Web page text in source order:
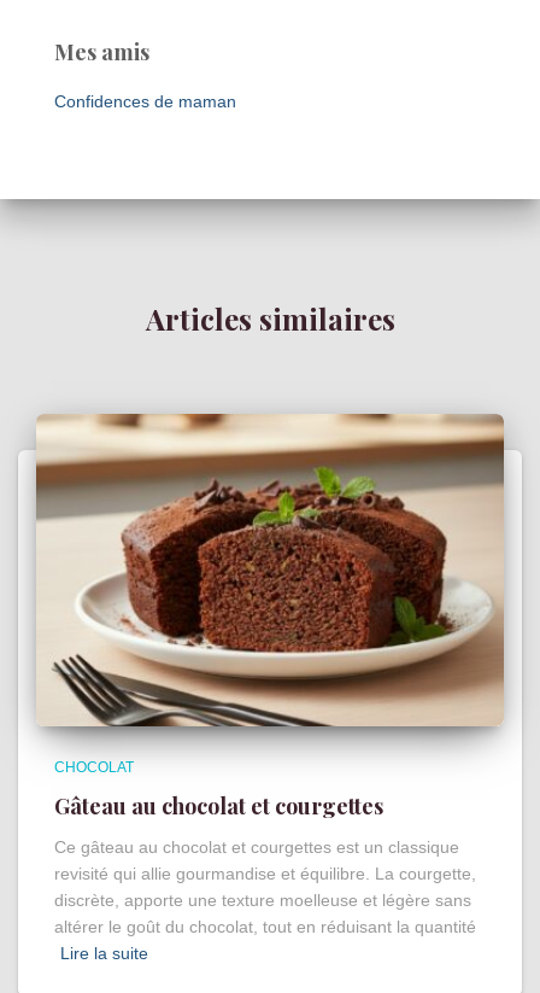
Mes amis
Confidences de maman
Articles similaires
CHOCOLAT
Gâteau au chocolat et courgettes
Ce gâteau au chocolat et courgettes est un classique
revisité qui allie gourmandise et équilibre. La courgette,
discrète, apporte une texture moelleuse et légère sans
altérer le goût du chocolat, tout en réduisant la quantité
Lire la suite